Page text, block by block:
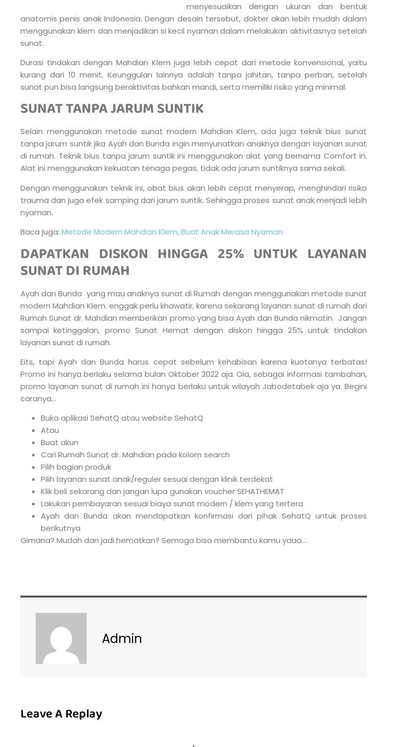
menyesuaikan dengan ukuran dan bentuk
anatomis penis anak Indonesia. Dengan desain tersebut, dokter akan lebih mudah dalam
menggunakan klem dan menjadikan si kecil nyaman dalam melakukan aktivitasnya setelah
sunat.
Durasi tindakan dengan Mahdian Klem juga lebih cepat dari metode konvensional, yaitu
kurang dari 10 menit. Keunggulan lainnya adalah tanpa jahitan, tanpa perban, setelah
sunat pun bisa langsung beraktivitas bahkan mandi, serta memiliki risiko yang minimal.
SUNAT TANPA JARUM SUNTIK
Selain menggunakan metode sunat modern Mahdian Klem, ada juga teknik bius sunat
tanpa jarum suntik jika Ayah dan Bunda ingin menyunatkan anaknya dengan layanan sunat
di rumah. Teknik bius tanpa jarum suntik ini menggunakan alat yang bernama Comfort in.
Alat ini menggunakan kekuatan tenaga pegas, tidak ada jarum suntiknya sama sekali.
Dengan menggunakan teknik ini, obat bius akan lebih cepat menyerap, menghindari risiko
trauma dan juga efek samping dari jarum suntik. Sehingga proses sunat anak menjadi lebih
nyaman.
Baca juga: Metode Modern Mahdian Klem, Buat Anak Merasa Nyaman
DAPATKAN DISKON HINGGA 25% UNTUK LAYANAN
SUNAT DI RUMAH
Ayah dan Bunda yang mau anaknya sunat di Rumah dengan menggunakan metode sunat
modern Mahdian Klem. enggak perlu khawatir, karena sekarang layanan sunat di rumah dari
Rumah Sunat dr. Mahdian memberikan promo yang bisa Ayah dan Bunda nikmatin. Jangan
sampai ketinggalan, promo Sunat Hemat dengan diskon hingga 25% untuk tindakan
layanan sunat di rumah.
Eits, tapi Ayah dan Bunda harus cepat sebelum kehabisan karena kuotanya terbatas!
Promo ini hanya berlaku selama bulan Oktober 2022 aja. Oia, sebagai informasi tambahan,
promo layanan sunat di rumah ini hanya berlaku untuk wilayah Jabodetabek aja ya. Begini
caranya…
Buka aplikasi SehatQ atau website SehatQ
Atau
Buat akun
Cari Rumah Sunat dr. Mahdian pada kolom search
Pilih bagian produk
Pilih layanan sunat anak/reguler sesuai dengan klinik terdekat
Klik beli sekarang dan jangan lupa gunakan voucher SEHATHEMAT
Lakukan pembayaran sesuai biaya sunat modern / klem yang tertera
Ayah dan Bunda akan mendapatkan konfirmasi dari pihak SehatQ untuk proses
berikutnya
Gimana? Mudah dan jadi hematkan? Semoga bisa membantu kamu yaaa….
Admin
Leave A Replay